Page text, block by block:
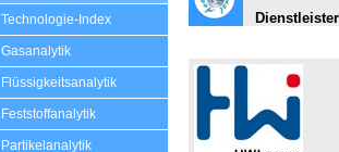
Technologie-Index
Gasanalytik
Flüssigkeitsanalytik
Feststoffanalytik
Partikelanalytik
Dienstleister